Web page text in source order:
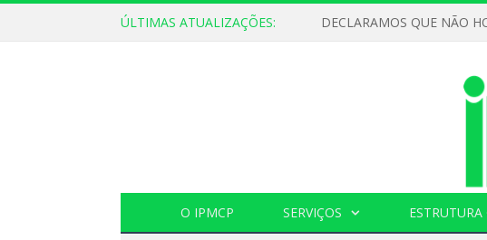
ÚLTIMAS ATUALIZAÇÕES:
O IPMCP SERVIÇOS